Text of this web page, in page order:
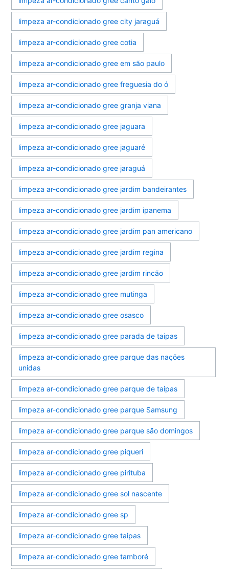
limpeza ar-condicionado gree city jaraguá
limpeza ar-condicionado gree cotia
limpeza ar-condicionado gree em são paulo
limpeza ar-condicionado gree freguesia do ó
limpeza ar-condicionado gree granja viana
limpeza ar-condicionado gree jaguara
limpeza ar-condicionado gree jaguaré
limpeza ar-condicionado gree jaraguá
limpeza ar-condicionado gree jardim bandeirantes
limpeza ar-condicionado gree jardim ipanema
limpeza ar-condicionado gree jardim pan americano
limpeza ar-condicionado gree jardim regina
limpeza ar-condicionado gree jardim rincão
limpeza ar-condicionado gree mutinga
limpeza ar-condicionado gree osasco
limpeza ar-condicionado gree parada de taipas
limpeza ar-condicionado gree parque das nações
unidas
limpeza ar-condicionado gree parque de taipas
limpeza ar-condicionado gree parque Samsung
limpeza ar-condicionado gree parque são domingos
limpeza ar-condicionado gree piqueri
limpeza ar-condicionado gree pirituba
limpeza ar-condicionado gree sol nascente
limpeza ar-condicionado gree sp
limpeza ar-condicionado gree taipas
limpeza ar-condicionado gree tamboré